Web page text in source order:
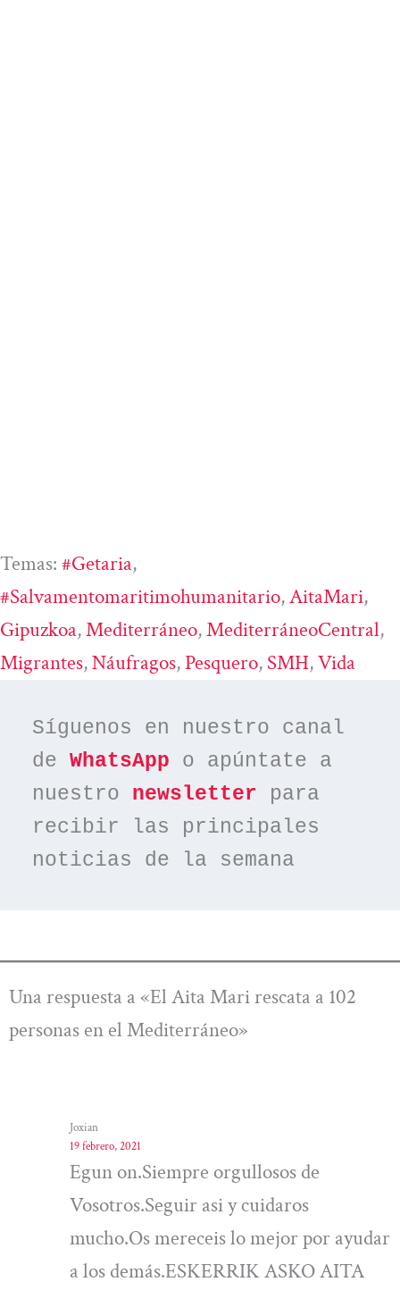
Temas: #Getaria
#salvamentomaritimohumanitario, AitaMari
Gipuzkoa, Mediterráneo, MediterráneoCentral
Migrantes, Náufragos, Pesquero, SMH, Vida
Síguenos en nuestro canal
de WhatsApp o apúntate a
nuestro newsletter para
recibir las principales
noticias de la semana
Una respuesta a «El Aita Mari rescata a 102
personas en el Mediterráneo»
Joxian
19 febrero, 2021
Egun on.Siempre orgullosos de
Vosotros.Seguir asi y cuidaros
mucho.Os mereceis lo mejor por ayudar
a los demás.ESKERRIK ASKO AITA